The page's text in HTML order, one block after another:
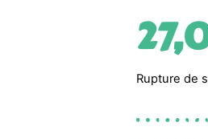
Rupture de